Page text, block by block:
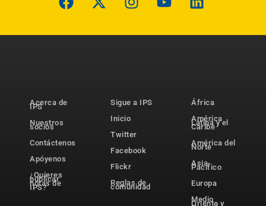
Acerca de
IPS
Nuestros
socios
Contáctenos
Apóyenos
¿Quieres
publicar
notas de
IPS?
Sigue a IPS
Inicio
Twitter
Facebook
Flickr
Reglas de
comunidad
África
América
Latina y el
Caribe
América del
Norte
Asia-
Pacífico
Europa
Medio
Oriente y